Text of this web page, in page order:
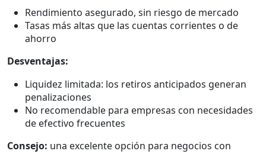
Rendimiento asegurado, sin riesgo de mercado
Tasas más altas que las cuentas corrientes o de
ahorro
Desventajas:
Liquidez limitada: los retiros anticipados generan
penalizaciones
No recomendable para empresas con necesidades
de efectivo frecuentes
Consejo: una excelente opción para negocios con